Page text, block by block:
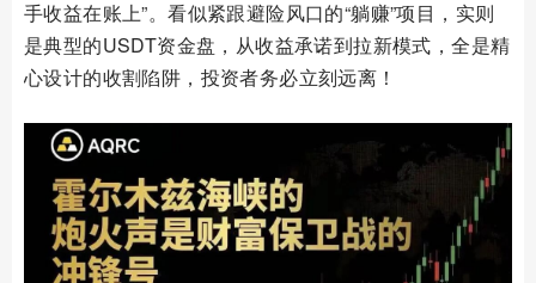
手收益在账上”。看似紧跟避险风口的“躺赚”项目，实则
是典型的USDT资金盘，从收益承诺到拉新模式，全是精
心设计的收割陷阱，投资者务必立刻远离！